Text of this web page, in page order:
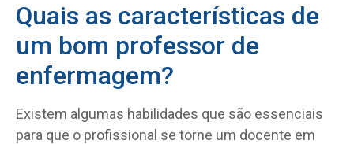
Quais as características de
um bom professor de
enfermagem?
Existem algumas habilidades que são essenciais
para que o profissional se torne um docente em